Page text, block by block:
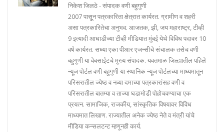
निकेश जिलठे - संपादक वणी बहुगुणी
2007 पासूून पत्रकारिता क्षेत्रात कार्यरत. ग्रामीण व शहरी
असा पत्रकारितेचा अनुभव. आजतक, झी, जय महाराष्ट्र, टीव्ही
9 इत्यादी आघाडीच्या टीव्ही मीडियात मुंबई येथे विविध पदावर 10
वर्ष कार्यरत. सध्या एका पीआर एजन्सीचे संचालक तसेच वणी
बहुगुणी या वेबसाईटचे मुख्य संपादक. यवतमाळ जिल्ह्यातील पहिले
न्यूज पोर्टल वणी बहुगुणी या स्थानिक न्यूज पोर्टलच्या माध्यमातून
परिसरातील ज्येष्ठ व नव्या दमाच्या पत्रकारांसह वणी व
परिसरातील बातम्या व ताज्या घडामोडी पोहोचवण्याचा एक
प्रयत्न. सामाजिक, राजकीय, सांस्कृतिक विषयावर विविध
माध्यमात लिखाण. राज्यातील अनेक ज्येष्ठ नेते व मंत्री यांचे
मीडिया कन्सलटन्ट म्हणूनही कार्य.